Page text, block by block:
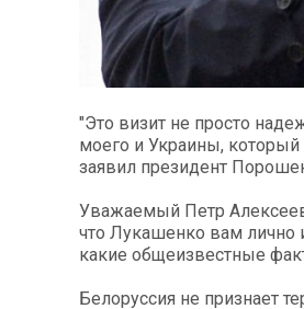
"Это визит не просто
моего и Украины, который
заявил президент
Уважаемый Петр
что Лукашенко вам лично
какие общеизвестные
Белоруссия не признает